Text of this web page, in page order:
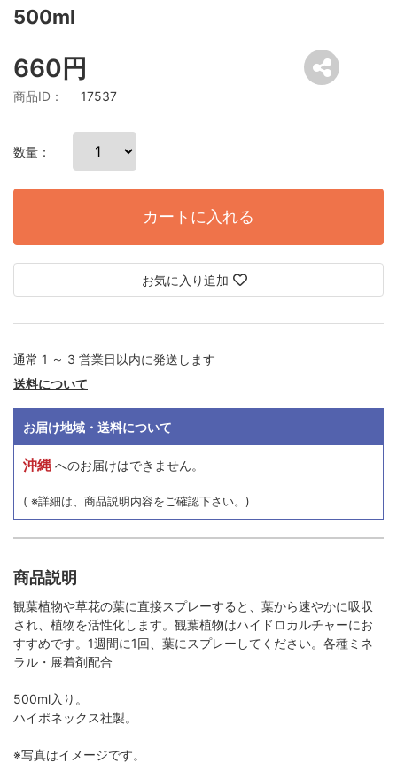
500ml
660円
商品ID： 17537
数量：
カートに入れる
お気に入り追加
通常 1 ～ 3 営業日以内に発送します
送料について
お届け地域・送料について
沖縄 へのお届けはできません。
( ※詳細は、商品説明内容をご確認下さい。)
商品説明
観葉植物や草花の葉に直接スプレーすると、葉から速やかに吸収
され、植物を活性化します。観葉植物はハイドロカルチャーにお
すすめです。1週間に1回、葉にスプレーしてください。各種ミネ
ラル・展着剤配合
500ml入り。
ハイポネックス社製。
※写真はイメージです。